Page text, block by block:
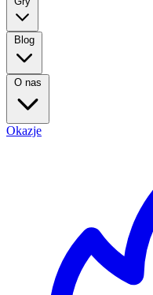
Blog
O nas
Okazje